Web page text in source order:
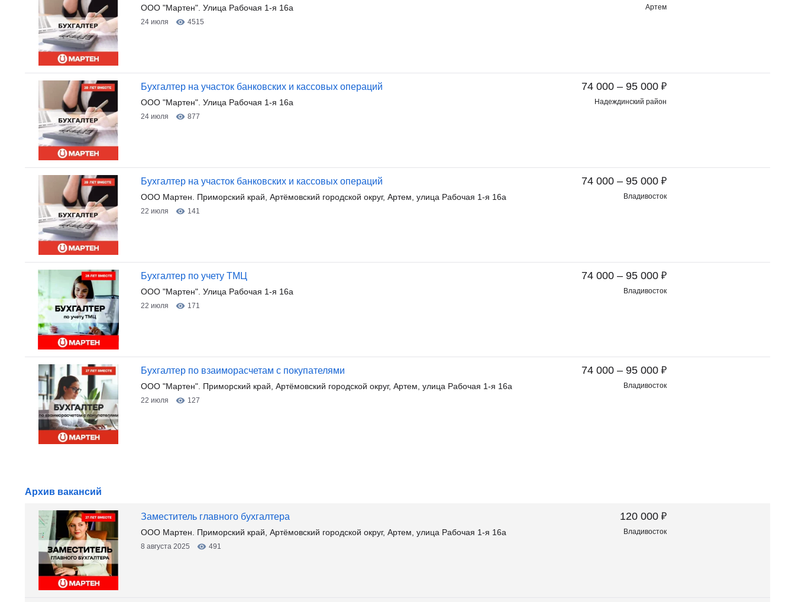
Артем
ООО "Мартен". Улица Рабочая 1-я 16а
24 июля 4515
74 000 – 95 000 ₽
Надеждинский район
Бухгалтер на участок банковских и кассовых операций
ООО "Мартен". Улица Рабочая 1-я 16а
24 июля 877
74 000 – 95 000 ₽
Владивосток
Бухгалтер на участок банковских и кассовых операций
ООО Мартен. Приморский край, Артёмовский городской округ, Артем, улица Рабочая 1-я 16а
22 июля 141
74 000 – 95 000 ₽
Владивосток
Бухгалтер по учету ТМЦ
ООО "Мартен". Улица Рабочая 1-я 16а
22 июля 171
74 000 – 95 000 ₽
Владивосток
Бухгалтер по взаиморасчетам с покупателями
ООО "Мартен". Приморский край, Артёмовский городской округ, Артем, улица Рабочая 1-я 16а
22 июля 127
Архив вакансий
120 000 ₽
Владивосток
Заместитель главного бухгалтера
ООО Мартен. Приморский край, Артёмовский городской округ, Артем, улица Рабочая 1-я 16а
8 августа 2025 491